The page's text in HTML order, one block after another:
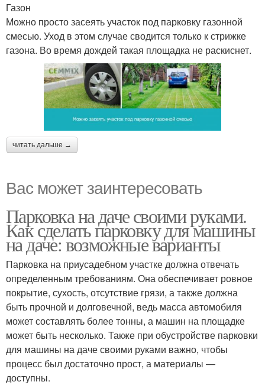
Газон
Можно просто засеять участок под парковку газонной
смесью. Уход в этом случае сводится только к стрижке
газона. Во время дождей такая площадка не раскиснет.
читать дальше →
Вас может заинтересовать
Парковка на даче своими руками.
Как сделать парковку для машины
на даче: возможные варианты
Парковка на приусадебном участке должна отвечать
определенным требованиям. Она обеспечивает ровное
покрытие, сухость, отсутствие грязи, а также должна
быть прочной и долговечной, ведь масса автомобиля
может составлять более тонны, а машин на площадке
может быть несколько. Также при обустройстве парковки
для машины на даче своими руками важно, чтобы
процесс был достаточно прост, а материалы —
доступны.